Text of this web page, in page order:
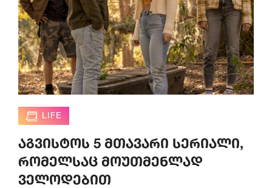
LIFE
აგვისტოს 5 მთავარი სერიალი,
რომელსაც მოუთმენლად
ველოდებით